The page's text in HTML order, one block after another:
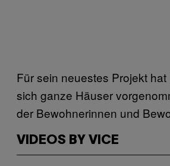
Für sein neuestes Projekt
sich ganze Häuser
der Bewohnerinnen und
VIDEOS BY VICE